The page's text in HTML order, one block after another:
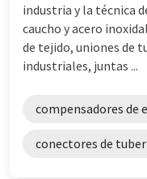
industria y la técnica
caucho y acero
de tejido, uniones de
industriales, juntas ...
compensadores de
conectores de